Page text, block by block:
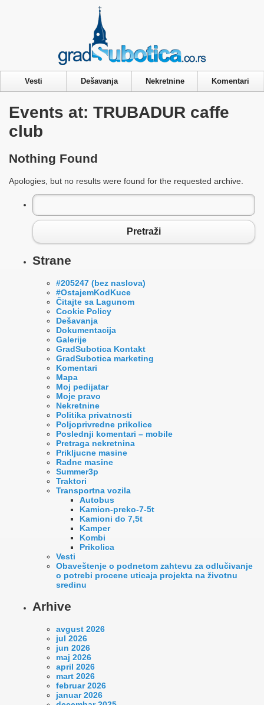
Vesti Dešavanja Nekretnine Komentari
Events at: TRUBADUR caffe
club
Nothing Found
Apologies, but no results were found for the requested archive.
Pretraga
za:
Pretraži
Strane
#205247 (bez naslova)
#OstajemKodKuce
Čitajte sa Lagunom
Cookie Policy
Dešavanja
Dokumentacija
Galerije
GradSubotica Kontakt
GradSubotica marketing
Komentari
Mapa
Moj pedijatar
Moje pravo
Nekretnine
Politika privatnosti
Poljoprivredne prikolice
Poslednji komentari – mobile
Pretraga nekretnina
Prikljucne masine
Radne masine
Summer3p
Traktori
Transportna vozila
Autobus
Kamion-preko-7-5t
Kamioni do 7,5t
Kamper
Kombi
Prikolica
Vesti
Оbaveštenje o podnetom zahtevu za odlučivanje
o potrebi procene uticaja projekta na životnu
sredinu
Arhive
avgust 2026
jul 2026
jun 2026
maj 2026
april 2026
mart 2026
februar 2026
januar 2026
Privacy & Cookies Policy